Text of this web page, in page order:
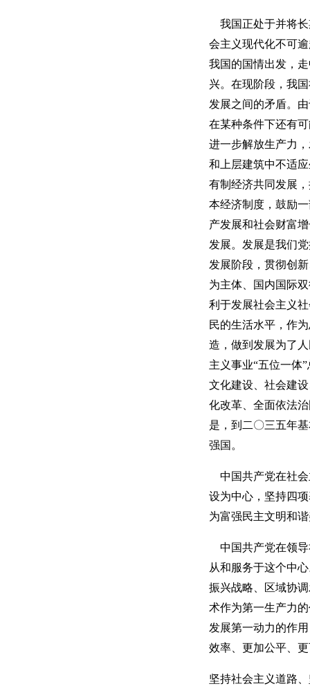
我国正处于并将长
会主义现代化不可
我国的国情出发，
兴。在现阶段，我
发展之间的矛盾。
在某种条件下还有
进一步解放生产力
和上层建筑中不适
有制经济共同发展
本经济制度，鼓励
产发展和社会财富
发展。发展是我们
发展阶段，贯彻创
为主体、国内国际
利于发展社会主义
民的生活水平，作
造，做到发展为了
主义事业“五位一体
文化建设、社会建
化改革、全面依法
是，到二〇三五年
强国。
中国共产党在社会
设为中心，坚持四
为富强民主文明和
中国共产党在领导
从和服务于这个中
振兴战略、区域协
术作为第一生产力
发展第一动力的作
效率、更加公平、
坚持社会主义道路